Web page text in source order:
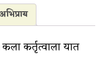
कर्तृत्वाला यात